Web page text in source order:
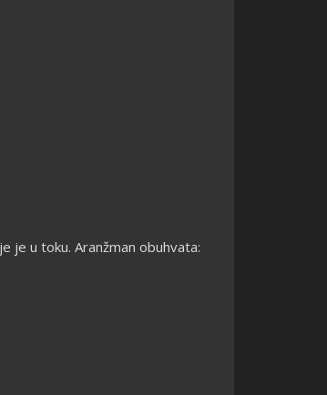
je u toku. Aranžman obuhvata: